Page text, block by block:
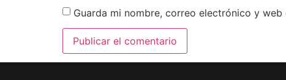
Guarda mi nombre, correo electrónico y